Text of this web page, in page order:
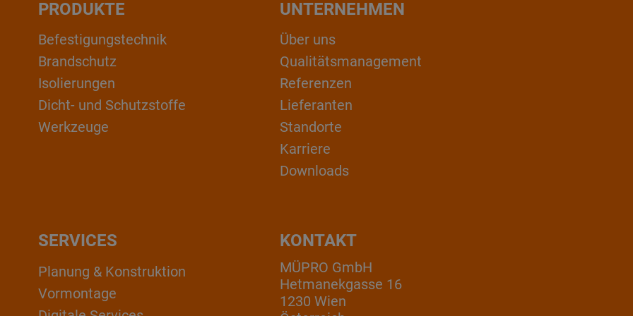
PRODUKTE
Befestigungstechnik
Brandschutz
Isolierungen
Dicht- und Schutzstoffe
Werkzeuge
UNTERNEHMEN
Über uns
Qualitätsmanagement
Referenzen
Lieferanten
Standorte
Karriere
Downloads
KONTAKT
MÜPRO GmbH
Hetmanekgasse 16
1230 Wien
SERVICES
Planung & Konstruktion
Vormontage